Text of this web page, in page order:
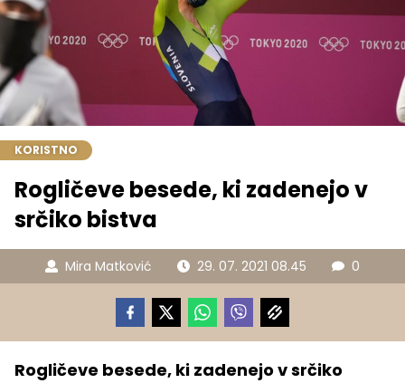
KORISTNO
Rogličeve besede, ki zadenejo v
srčiko bistva
Mira Matković 29. 07. 2021 08.45 0
Rogličeve besede, ki zadenejo v srčiko